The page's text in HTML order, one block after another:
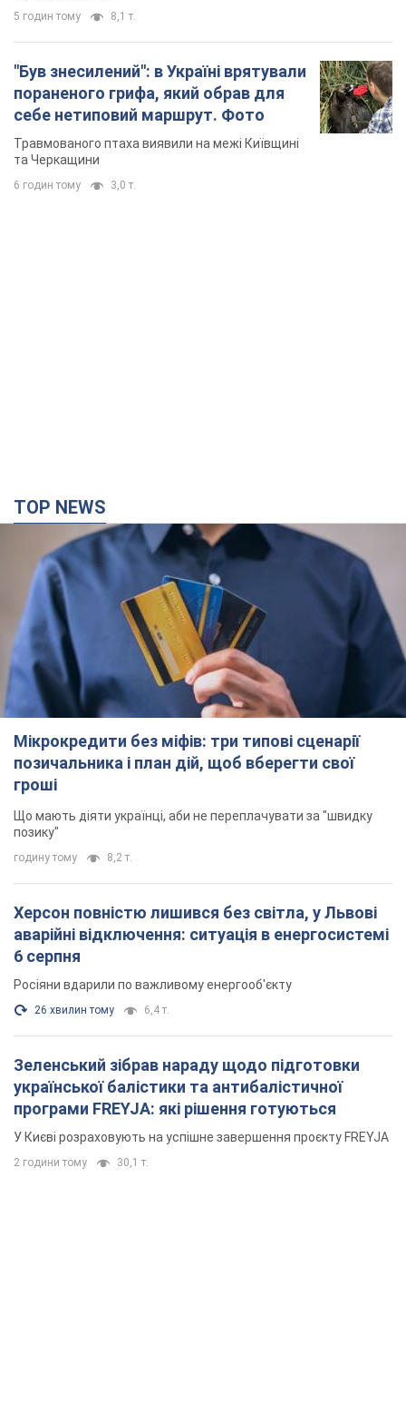
5 годин тому 8,1 т.
"Був знесилений": в Україні врятували
пораненого грифа, який обрав для
себе нетиповий маршрут. Фото
Травмованого птаха виявили на межі Київщині
та Черкащини
6 годин тому 3,0 т.
TOP NEWS
Мікрокредити без міфів: три типові сценарії
позичальника і план дій, щоб вберегти свої
гроші
Що мають діяти українці, аби не переплачувати за "швидку
позику"
годину тому 8,2 т.
Херсон повністю лишився без світла, у Львові
аварійні відключення: ситуація в енергосистемі
6 серпня
Росіяни вдарили по важливому енергооб'єкту
26 хвилин тому 6,4 т.
Зеленський зібрав нараду щодо підготовки
української балістики та антибалістичної
програми FREYJA: які рішення готуються
У Києві розраховують на успішне завершення проєкту FREYJA
2 години тому 30,1 т.